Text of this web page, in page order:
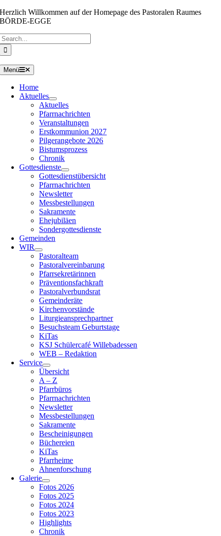
Zum
Inhalt
Herzlich Willkommen auf der Homepage des Pastoralen Raumes
BÖRDE-EGGE
Menü
Home
Aktuelles
Aktuelles
Pfarrnachrichten
Veranstaltungen
Erstkommunion 2027
Pilgerangebote 2026
Bistumsprozess
Chronik
Gottesdienste
Gottesdienstübersicht
Pfarrnachrichten
Newsletter
Messbestellungen
Sakramente
Ehejubiläen
Sondergottesdienste
Gemeinden
WIR
Pastoralteam
Pastoralvereinbarung
Pfarrsekretärinnen
Präventionsfachkraft
Pastoralverbundsrat
Gemeinderäte
Kirchenvorstände
Liturgieansprechpartner
Besuchsteam Geburtstage
KiTas
KSJ Schülercafé Willebadessen
WEB – Redaktion
Service
Übersicht
A – Z
Pfarrbüros
Pfarrnachrichten
Newsletter
Messbestellungen
Sakramente
Bescheinigungen
Büchereien
KiTas
Pfarrheime
Ahnenforschung
Galerie
Fotos 2026
Fotos 2025
Fotos 2024
Fotos 2023
Highlights
Chronik